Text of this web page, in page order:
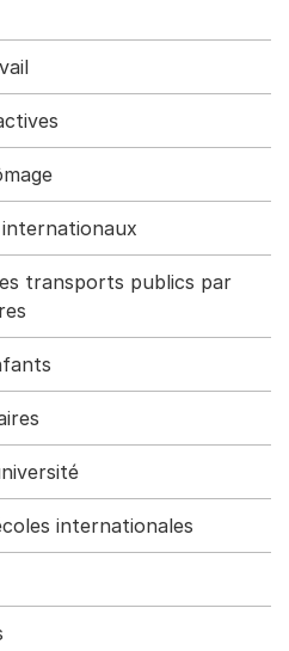
transports publics par
internationales